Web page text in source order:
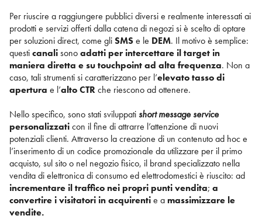
Per riuscire a raggiungere pubblici diversi e realmente interessati ai
prodotti e servizi offerti dalla catena di negozi si è scelto di optare
per soluzioni direct, come gliSMSe le DEM. Il motivo è semplice:
questicanalisonoadatti per intercettare il target in
maniera diretta e su touchpoint ad alta frequenza. Non a
caso, tali strumenti si caratterizzano per l’elevato tasso di
apertura e l’alto CTRche riescono ad ottenere.
Nello specifico, sono stati sviluppati short message service
personalizzaticon il fine di attrarre l’attenzione di nuovi
potenziali clienti. Attraverso la creazione di un contenuto ad hoc e
l’inserimento di un codice promozionale da utilizzare per il primo
acquisto, sul sito o nel negozio fisico, il brand specializzato nella
vendita di elettronica di consumo ed elettrodomestici è riuscito: ad
incrementare il traffico nei propri punti vendita; a
convertire i visitatori in acquirentie amassimizzare le
vendite.